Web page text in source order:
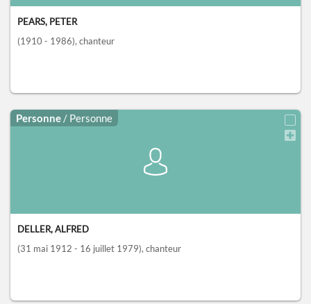
PEARS, PETER
(1910 - 1986), chanteur
Personne / Personne
DELLER, ALFRED
(31 mai 1912 - 16 juillet 1979), chanteur